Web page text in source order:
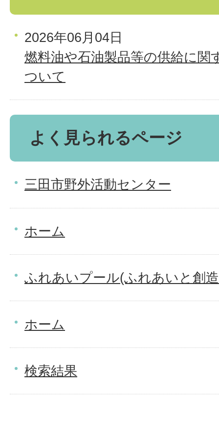
2026年06月04日
燃料油や石油製品等の供給に関
ついて
よく見られるページ
三田市野外活動センター
ホーム
ふれあいプール(ふれあいと創
ホーム
検索結果